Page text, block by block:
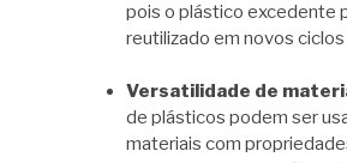
pois o plástico excedente
reutilizado em novos
Versatilidade de
de plásticos podem ser
materiais com